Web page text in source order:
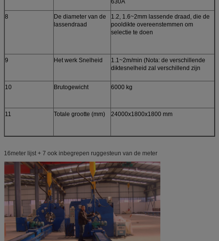
630A
8
De diameter van de
lassendraad
1.2, 1.6~2mm lassende draad, die de
pooldikte overeenstemmen om
selectie te doen
9 Het werk Snelheid
1.1~2m/min (Nota: de verschillende
diktesnelheid zal verschillend zijn
10 Brutogewicht 6000 kg
11 Totale grootte (mm) 24000x1800x1800 mm
16meter lijst + 7 ook inbegrepen ruggesteun van de meter